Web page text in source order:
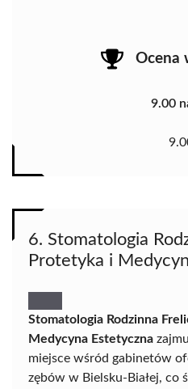
Ocena
9.00
6. Stomatologia
Protetyka i
Stomatologia Rodzinna
Medycyna Estetyczna
miejsce wśród gabinetów
zębów w Bielsku-Białej, co